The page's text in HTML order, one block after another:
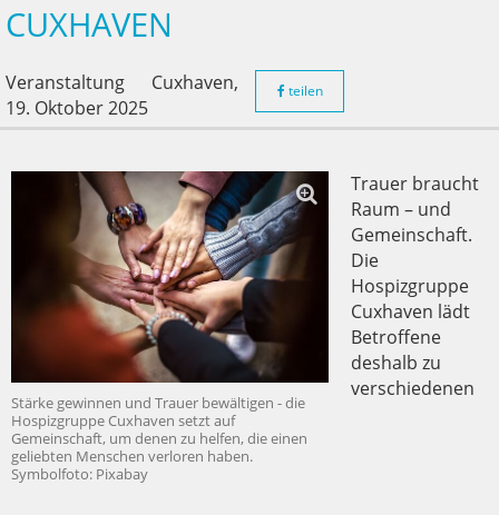
CUXHAVEN
Veranstaltung
Cuxhaven,
19. Oktober 2025
teilen
Stärke gewinnen und Trauer bewältigen - die
Hospizgruppe Cuxhaven setzt auf
Gemeinschaft, um denen zu helfen, die einen
geliebten Menschen verloren haben.
Symbolfoto: Pixabay
Trauer braucht
Raum – und
Gemeinschaft.
Die
Hospizgruppe
Cuxhaven lädt
Betroffene
deshalb zu
verschiedenen